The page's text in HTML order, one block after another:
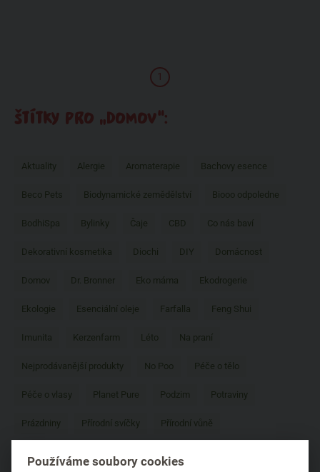
1
ŠTÍTKY PRO „DOMOV“:
Aktuality Alergie Aromaterapie Bachovy esence
Beco Pets Biodynamické zemědělství Biooo odpoledne
BodhiSpa Bylinky Čaje CBD Co nás baví
Dekorativní kosmetika Diochi DIY Domácnost
Domov Dr. Bronner Eko máma Ekodrogerie
Ekologie Esenciální oleje Farfalla Feng Shui
Imunita Kerzenfarm Léto Na praní
Nejprodávanější produkty No Poo Péče o tělo
Péče o vlasy Planet Pure Podzim Potraviny
Prázdniny Přírodní svíčky Přírodní vůně
Používáme soubory cookies